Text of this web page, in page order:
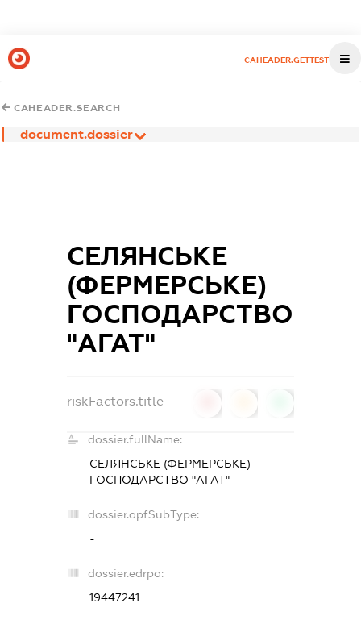
CAHEADER.GETTEST
CAHEADER.SEARCH
document.dossier
СЕЛЯНСЬКЕ
(ФЕРМЕРСЬКЕ)
ГОСПОДАРСТВО
"АГАТ"
riskFactors.title
dossier.fullName:
СЕЛЯНСЬКЕ (ФЕРМЕРСЬКЕ)
ГОСПОДАРСТВО "АГАТ"
dossier.opfSubType:
-
dossier.edrpo:
19447241